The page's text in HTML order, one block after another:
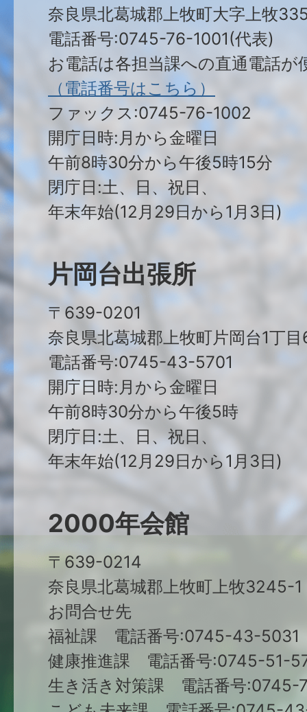
奈良県北葛城郡上牧町大字上牧
電話番号:0745-76-1001(代表)
お電話は各担当課への直通電話が
（電話番号はこちら）
ファックス:0745-76-1002
開庁日時:月から金曜日
午前8時30分から午後5時15分
閉庁日:土、日、祝日、
年末年始(12月29日から1月3日)
片岡台出張所
〒639-0201
奈良県北葛城郡上牧町片岡台1丁目
電話番号:0745-43-5701
開庁日時:月から金曜日
午前8時30分から午後5時
閉庁日:土、日、祝日、
年末年始(12月29日から1月3日)
2000年会館
〒639-0214
奈良県北葛城郡上牧町上牧3245-1
お問合せ先
福祉課 電話番号:0745-43-5031
健康推進課 電話番号:0745-51-
生き活き対策課 電話番号:0745-